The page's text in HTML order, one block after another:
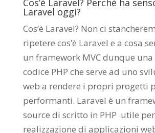
Cos’è Laravel? Perché ha
Laravel oggi?
Cos’è Laravel? Non ci
ripetere cos’è Laravel e a cosa
un framework MVC dunque
codice PHP che serve ad uno
web a rendere i propri progetti
performanti. Laravel è un
source di scritto in PHP utile
realizzazione di applicazioni